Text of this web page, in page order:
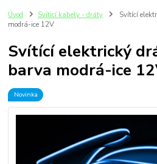
Úvod Svíticí kabely - dráty
Svítící
modrá-ice 12V
Svítící elektrický
barva modrá-ice
Novinka